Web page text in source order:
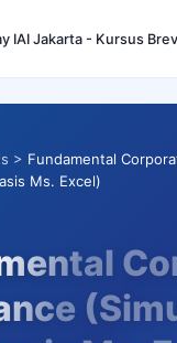
IAI Jakarta - Kursus
> Fundamental
Ms. Excel)